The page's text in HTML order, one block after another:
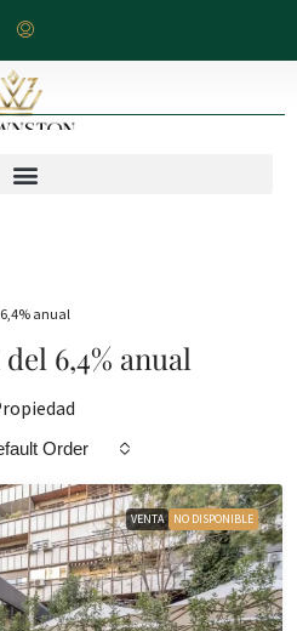
anual
6,4% anual
Order
VENTA NO DISPONIBLE